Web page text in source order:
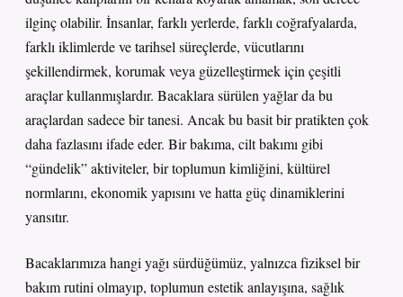
ilginç olabilir. İnsanlar, farklı yerlerde, farklı coğrafyalarda,
farklı iklimlerde ve tarihsel süreçlerde, vücutlarını
şekillendirmek, korumak veya güzelleştirmek için çeşitli
araçlar kullanmışlardır. Bacaklara sürülen yağlar da bu
araçlardan sadece bir tanesi. Ancak bu basit bir pratikten çok
daha fazlasını ifade eder. Bir bakıma, cilt bakımı gibi
“gündelik” aktiviteler, bir toplumun kimliğini, kültürel
normlarını, ekonomik yapısını ve hatta güç dinamiklerini
yansıtır.
Bacaklarımıza hangi yağı sürdüğümüz, yalnızca fiziksel bir
bakım rutini olmayıp, toplumun estetik anlayışına, sağlık